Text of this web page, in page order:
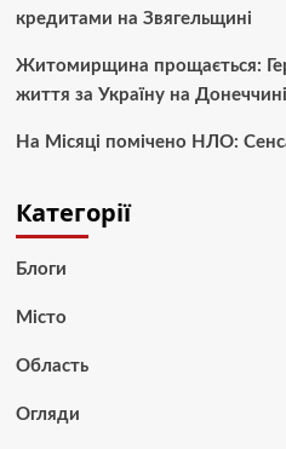
кредитами на Звягельщині
Житомирщина прощається:
життя за Україну на
На Місяці помічено НЛО:
Категорії
Блоги
Місто
Область
Огляди